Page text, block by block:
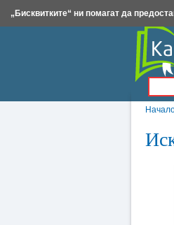
Insert.bg Framar.bg Kak-da.com
„Бисквитките“ ни помагат да